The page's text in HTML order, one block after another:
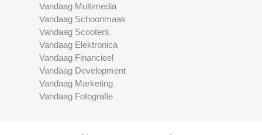
Vandaag Multimedia
Vandaag Schoonmaak
Vandaag Scooters
Vandaag Elektronica
Vandaag Financieel
Vandaag Development
Vandaag Marketing
Vandaag Fotografie